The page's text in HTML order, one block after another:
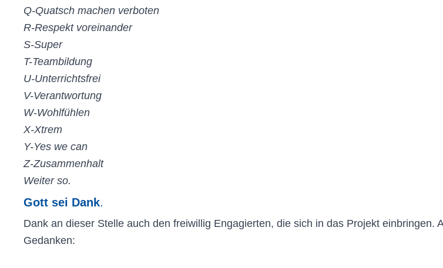
Q-Quatsch machen verboten
R-Respekt voreinander
S-Super
T-Teambildung
U-Unterrichtsfrei
V-Verantwortung
W-Wohlfühlen
X-Xtrem
Y-Yes we can
Z-Zusammenhalt
Weiter so.
Gott sei Dank.
Dank an dieser Stelle auch den freiwillig Engagierten, die sich in das Projekt
Gedanken: